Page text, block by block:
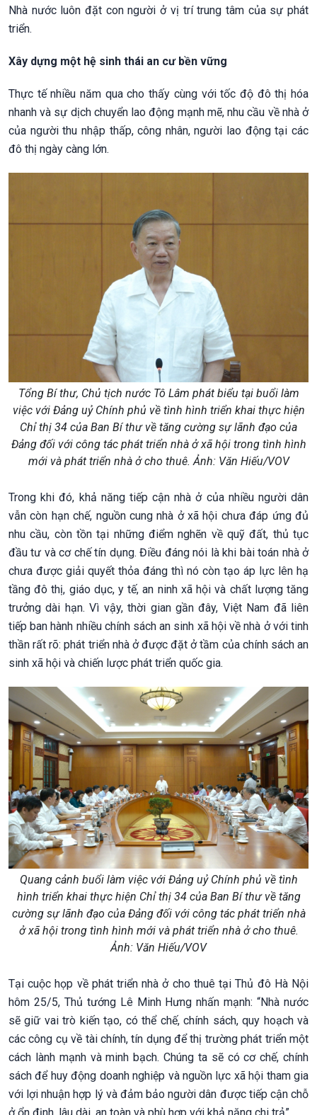
Nhà nước luôn đặt con người ở vị trí trung tâm của sự phát
triển.
Xây dựng một hệ sinh thái an cư bền vững
Thực tế nhiều năm qua cho thấy cùng với tốc độ đô thị hóa
nhanh và sự dịch chuyển lao động mạnh mẽ, nhu cầu về nhà ở
của người thu nhập thấp, công nhân, người lao động tại các
đô thị ngày càng lớn.
Tổng Bí thư, Chủ tịch nước Tô Lâm phát biểu tại buổi làm
việc với Đảng uỷ Chính phủ về tình hình triển khai thực hiện
Chỉ thị 34 của Ban Bí thư về tăng cường sự lãnh đạo của
Đảng đối với công tác phát triển nhà ở xã hội trong tình hình
mới và phát triển nhà ở cho thuê. Ảnh: Văn Hiếu/VOV
Trong khi đó, khả năng tiếp cận nhà ở của nhiều người dân
vẫn còn hạn chế, nguồn cung nhà ở xã hội chưa đáp ứng đủ
nhu cầu, còn tồn tại những điểm nghẽn về quỹ đất, thủ tục
đầu tư và cơ chế tín dụng. Điều đáng nói là khi bài toán nhà ở
chưa được giải quyết thỏa đáng thì nó còn tạo áp lực lên hạ
tầng đô thị, giáo dục, y tế, an ninh xã hội và chất lượng tăng
trưởng dài hạn. Vì vậy, thời gian gần đây, Việt Nam đã liên
tiếp ban hành nhiều chính sách an sinh xã hội về nhà ở với tinh
thần rất rõ: phát triển nhà ở được đặt ở tầm của chính sách an
sinh xã hội và chiến lược phát triển quốc gia.
Quang cảnh buổi làm việc với Đảng uỷ Chính phủ về tình
hình triển khai thực hiện Chỉ thị 34 của Ban Bí thư về tăng
cường sự lãnh đạo của Đảng đối với công tác phát triển nhà
ở xã hội trong tình hình mới và phát triển nhà ở cho thuê.
Ảnh: Văn Hiếu/VOV
Tại cuộc họp về phát triển nhà ở cho thuê tại Thủ đô Hà Nội
hôm 25/5, Thủ tướng Lê Minh Hưng nhấn mạnh: “Nhà nước
sẽ giữ vai trò kiến tạo, có thể chế, chính sách, quy hoạch và
các công cụ về tài chính, tín dụng để thị trường phát triển một
cách lành mạnh và minh bạch. Chúng ta sẽ có cơ chế, chính
sách để huy động doanh nghiệp và nguồn lực xã hội tham gia
với lợi nhuận hợp lý và đảm bảo người dân được tiếp cận chỗ